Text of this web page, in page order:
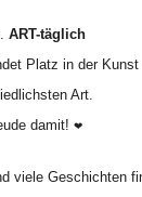
ART-täglich
Platz in der
Art.
damit! ❤
viele Geschichten